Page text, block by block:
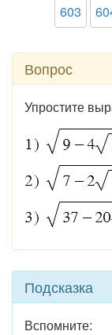
603
Вопрос
Упростите
Подсказка
Вспомните: